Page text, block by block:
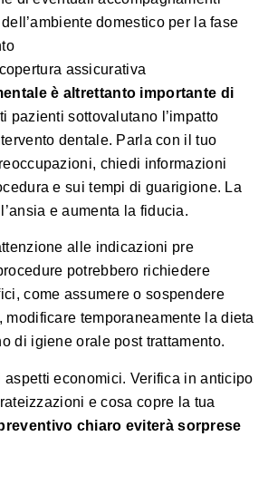
domestico per la fase
assicurativa
è altrettanto importante di
pazienti sottovalutano l’impatto
dentale. Parla con il tuo
chiedi informazioni
e sui tempi di guarigione. La
e aumenta la fiducia.
alle indicazioni pre
potrebbero richiedere
come assumere o sospendere
modificare temporaneamente la dieta
di igiene orale post trattamento.
aspetti economici. Verifica in anticipo
e cosa copre la tua
chiaro eviterà sorprese